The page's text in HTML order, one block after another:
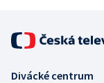
Divácké centrum